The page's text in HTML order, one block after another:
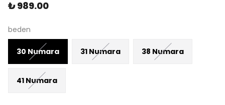
₺ 989.00
beden
30 Numara 31 Numara 38 Numara
41 Numara